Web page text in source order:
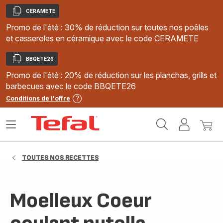
Copier
CERAMETE
Promo de l'été : 30% de réduction sur toutes nos poêles
et casseroles en céramique avec le code CERAMETE
Copier
BBQETE26
Promo de l'été : 20% de réduction sur les planchas, grills et
barbecues avec le code BBQETE26
Conditions de l'offre
MonMon
Ouvrir
TOUTES NOS RECETTES
Moelleux Coeur